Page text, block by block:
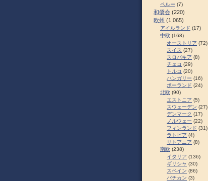
ペルー (7)
和僑会 (220)
欧州 (1,065)
アイルランド (17)
中欧 (168)
オーストリア (72)
スイス (27)
スロパキア (8)
チェコ (29)
トルコ (20)
ハンガリー (16)
ポーランド (24)
北欧 (90)
エストニア (5)
スウェーデン (27)
デンマーク (17)
ノルウェー (22)
フィンランド (31)
ラトビア (4)
リトアニア (8)
南欧 (238)
イタリア (136)
ギリシャ (30)
スペイン (86)
バチカン (3)